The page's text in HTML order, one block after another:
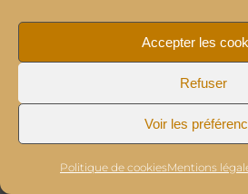
Accepter les
Refuser
Voir les
Politique de cookiesMentions